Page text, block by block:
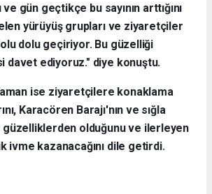
ve gün geçtikçe bu sayının arttığını
yürüyüş grupları ve ziyaretçiler
dolu geçiriyor. Bu güzelliği
davet ediyoruz." diye konuştu.
ise ziyaretçilere konaklama
Karacören Barajı'nın ve sığla
güzelliklerden olduğunu ve ilerleyen
ivme kazanacağını dile getirdi.